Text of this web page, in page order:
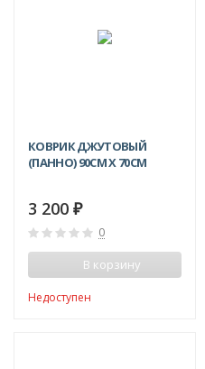
КОВРИК ДЖУТОВЫЙ
(ПАННО) 90СМ X 70СМ
3 200 ₽
0
В корзину
Недоступен